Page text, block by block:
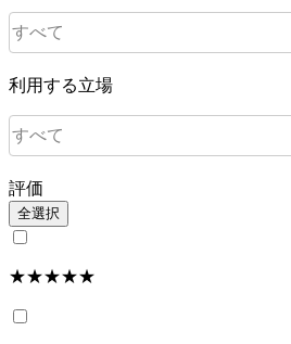
すべて
利用する立場
すべて
評価
全選択
★★★★★